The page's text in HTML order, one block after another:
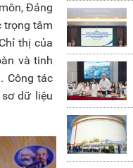
Đảng
trọng tâm
thị của
và tinh
Công tác
dữ liệu